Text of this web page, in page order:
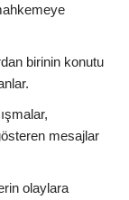
birinin konutu
mesajlar
olaylara